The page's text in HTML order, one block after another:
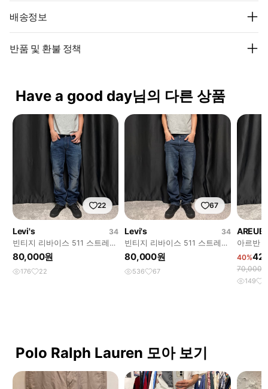
배송정보
반품 및 환불 정책
Have a good day님의 다른 상품
22
Levi's
34
빈티지 리바이스 511 스트레이
트핏 팬츠 34W32L
80,000원
176 22
67
Levi's
34
빈티지 리바이스 511 스트레이
트핏 팬츠 34W32L
80,000원
536 67
아르반
츠 3사
40%
70,000
149
Polo Ralph Lauren 모아 보기